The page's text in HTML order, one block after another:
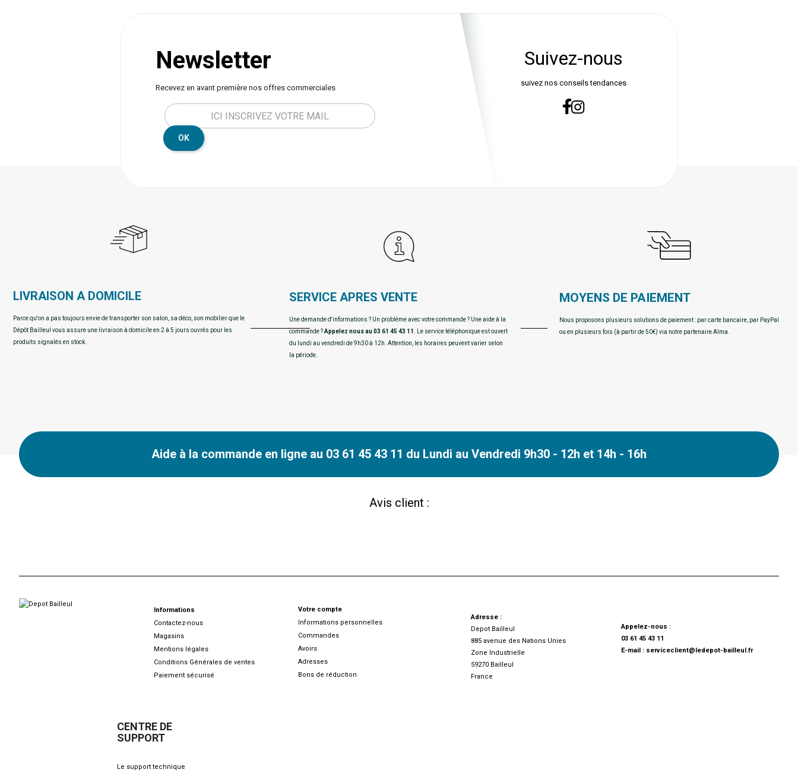
Newsletter
Recevez en avant première nos offres commerciales
OK
Suivez-nous
suivez nos conseils tendances
LIVRAISON A DOMICILE
Parce qu'on a pas toujours envie de transporter son salon, sa déco, son mobilier que le
Dépôt Bailleul vous assure une livraison à domicile en 2 à 5 jours ouvrés pour les
produits signalés en stock.
SERVICE APRES VENTE
Une demande d'informations ? Un problème avec votre commande ? Une aide à la
commande ?Appelez nous au 03 61 45 43 11
. Le service téléphonique est ouvert
du lundi au vendredi de 9h30 à 12h. Attention, les horaires peuvent varier selon
la période.
MOYENS DE PAIEMENT
Nous proposons plusieurs solutions de paiement : par carte bancaire, par PayPal
ou en plusieurs fois (à partir de 50€) via notre partenaire Alma.
Aide à la commande en ligne au 03 61 45 43 11 du Lundi au Vendredi 9h30 - 12h et 14h - 16h
Avis client :
Informations
Contactez-nous
Magasins
Mentions légales
Conditions Générales de ventes
Paiement sécurisé
Votre compte
Informations personnelles
Commandes
Avoirs
Adresses
Bons de réduction
Adresse :
Depot Bailleul
885 avenue des Nations Unies
Zone Industrielle
59270 Bailleul
France
Appelez-nous :
03 61 45 43 11
E-mail : serviceclient@ledepot-bailleul.fr
CENTRE DE
SUPPORT
Le support technique